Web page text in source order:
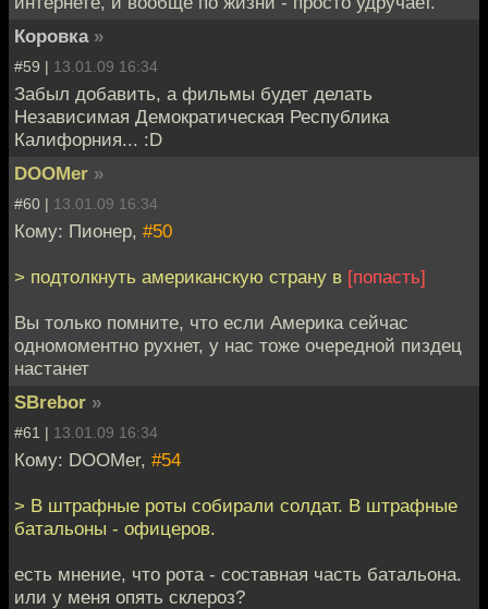
Коровка »
#59 | 13.01.09 16:34
Забыл добавить, а фильмы будет делать
Независимая Демократическая Республика
Калифорния... :D
DOOMer »
#60 | 13.01.09 16:34
Кому: Пионер, #50
> подтолкнуть американскую страну в [попасть]
Вы только помните, что если Америка сейчас
одномоментно рухнет, у нас тоже очередной пиздец
настанет
SBrebor »
#61 | 13.01.09 16:34
Кому: DOOMer, #54
> В штрафные роты собирали солдат. В штрафные
батальоны - офицеров.
есть мнение, что рота - составная часть батальона.
или у меня опять склероз?